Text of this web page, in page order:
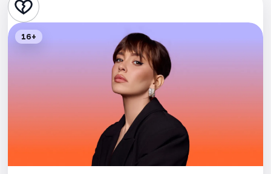
Стендап
16+